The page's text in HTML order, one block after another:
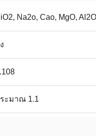
Na2o, Cao, MgO,
ะมาณ 1.1